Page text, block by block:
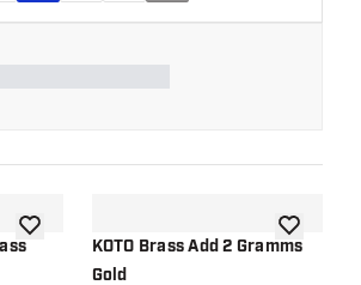
Zur Wunschliste hinzufügen
KOTO Brass Add 2 Gramms
Gold
Zur